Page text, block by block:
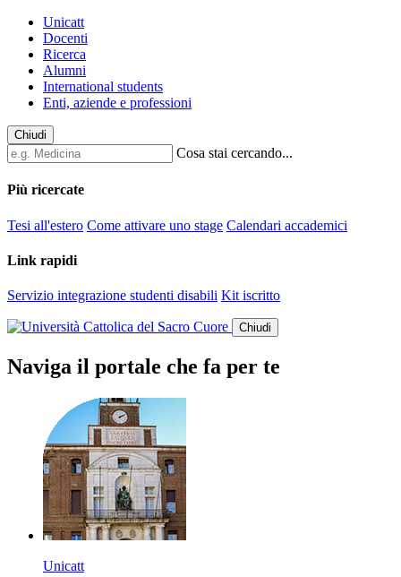
Unicatt
Docenti
Ricerca
Alumni
International students
Enti, aziende e professioni
Chiudi
Cosa stai cercando...
Più ricercate
Tesi all'estero Come attivare uno stage Calendari accademici
Link rapidi
Servizio integrazione studenti disabili Kit iscritto
Chiudi
Naviga il portale che fa per te
Unicatt